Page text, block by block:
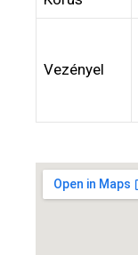
Vezényel